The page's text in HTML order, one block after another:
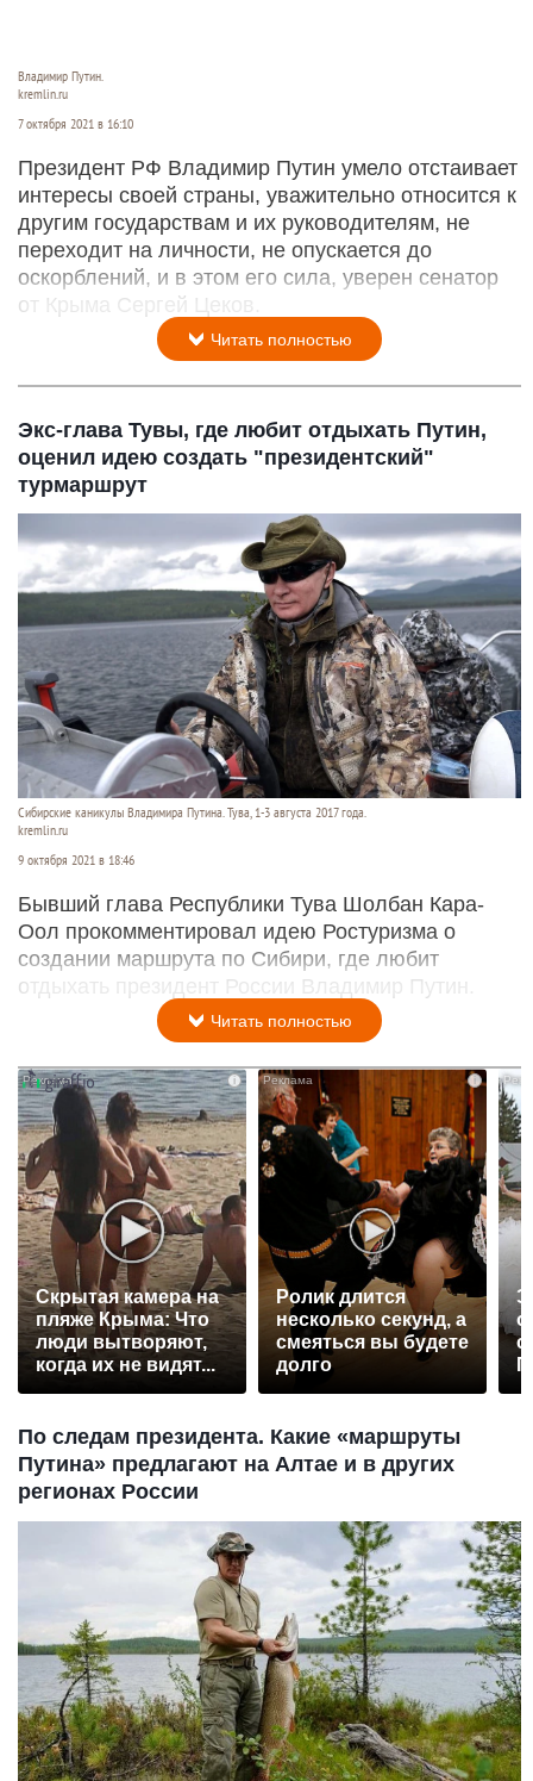
Владимир Путин.
kremlin.ru
7 октября 2021 в 16:10
Президент РФ Владимир Путин умело отстаивает
интересы своей страны, уважительно относится к
другим государствам и их руководителям, не
переходит на личности, не опускается до
оскорблений, и в этом его сила, уверен сенатор
от Крыма Сергей Цеков.
Читать полностью
Экс-глава Тувы, где любит отдыхать Путин,
оценил идею создать "президентский"
турмаршрут
Сибирские каникулы Владимира Путина. Тува, 1-3 августа 2017 года.
kremlin.ru
9 октября 2021 в 18:46
Бывший глава Республики Тува Шолбан Кара-
Оол прокомментировал идею Ростуризма о
создании маршрута по Сибири, где любит
отдыхать президент России Владимир Путин.
Читать полностью
i
Скрытая камера на
пляже Крыма: Что
люди вытворяют,
когда их не видят...
i
Ролик длится
несколько секунд, а
смеяться вы будете
долго
По следам президента. Какие «маршруты
Путина» предлагают на Алтае и в других
регионах России